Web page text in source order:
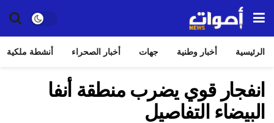
الرئيسية أخبار وطنية جهات أخبار الصحراء أنشطة ملكية
انفجار قوي يضرب منطقة أنفا
البيضاء التفاصيل